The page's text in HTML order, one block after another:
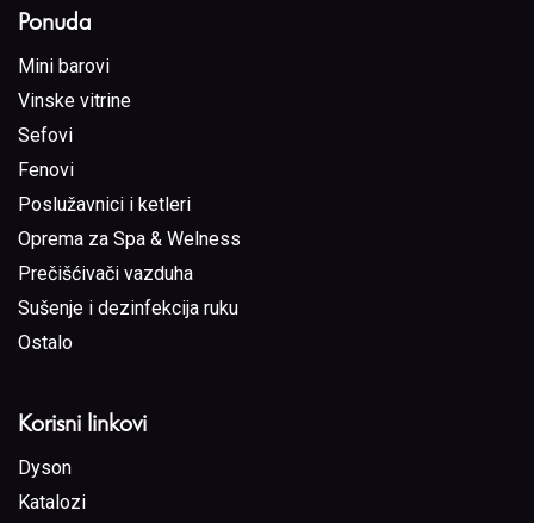
Ponuda
Mini barovi
Vinske vitrine
Sefovi
Fenovi
Poslužavnici i ketleri
Oprema za Spa & Welness
Prečišćivači vazduha
Sušenje i dezinfekcija ruku
Ostalo
Korisni linkovi
Dyson
Katalozi